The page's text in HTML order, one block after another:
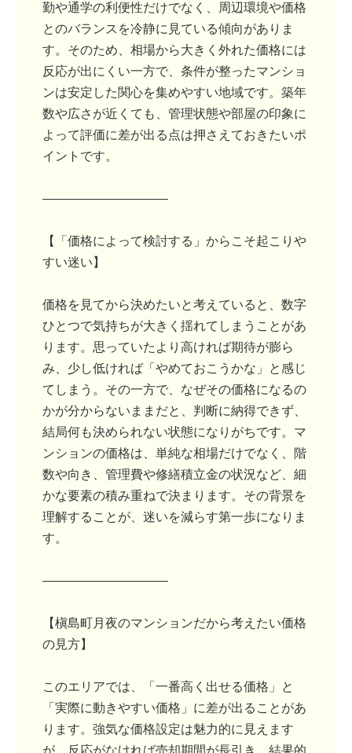
勤や通学の利便性だけでなく、周辺環境や価格
とのバランスを冷静に見ている傾向がありま
す。そのため、相場から大きく外れた価格には
反応が出にくい一方で、条件が整ったマンショ
ンは安定した関心を集めやすい地域です。築年
数や広さが近くても、管理状態や部屋の印象に
よって評価に差が出る点は押さえておきたいポ
イントです。
――――――――――
【「価格によって検討する」からこそ起こりや
すい迷い】
価格を見てから決めたいと考えていると、数字
ひとつで気持ちが大きく揺れてしまうことがあ
ります。思っていたより高ければ期待が膨ら
み、少し低ければ「やめておこうかな」と感じ
てしまう。その一方で、なぜその価格になるの
かが分からないままだと、判断に納得できず、
結局何も決められない状態になりがちです。マ
ンションの価格は、単純な相場だけでなく、階
数や向き、管理費や修繕積立金の状況など、細
かな要素の積み重ねで決まります。その背景を
理解することが、迷いを減らす第一歩になりま
す。
――――――――――
【槇島町月夜のマンションだから考えたい価格
の見方】
このエリアでは、「一番高く出せる価格」と
「実際に動きやすい価格」に差が出ることがあ
ります。強気な価格設定は魅力的に見えます
が、反応がなければ売却期間が長引き、結果的